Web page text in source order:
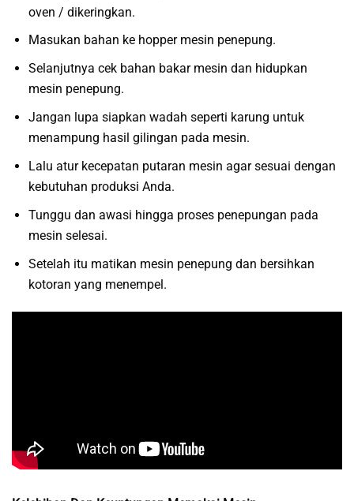
oven / dikeringkan.
Masukan bahan ke hopper mesin penepung.
Selanjutnya cek bahan bakar mesin dan hidupkan
mesin penepung.
Jangan lupa siapkan wadah seperti karung untuk
menampung hasil gilingan pada mesin.
Lalu atur kecepatan putaran mesin agar sesuai dengan
kebutuhan produksi Anda.
Tunggu dan awasi hingga proses penepungan pada
mesin selesai.
Setelah itu matikan mesin penepung dan bersihkan
kotoran yang menempel.